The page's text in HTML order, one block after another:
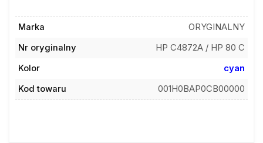
Marka
ORYGINALNY
Nr oryginalny
HP C4872A / HP 80 C
Kolor
cyan
Kod towaru
001H0BAP0CB00000